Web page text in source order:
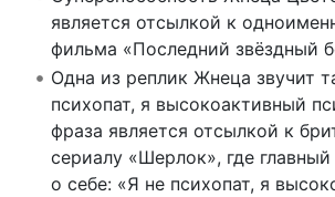
является отсылкой к
фильма «Последний звёздный
Одна из реплик Жнеца звучит
психопат, я высокоактивный
фраза является отсылкой к
сериалу «Шерлок», где
о себе: «Я не психопат, я